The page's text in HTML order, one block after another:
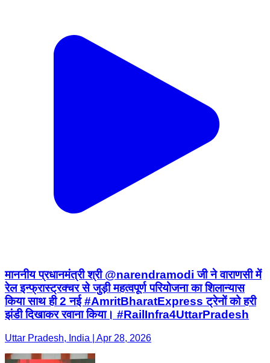
माननीय प्रधानमंत्री श्री @narendramodi जी ने वाराणसी में
रेल इन्फ्रास्ट्रक्चर से जुड़ी महत्वपूर्ण परियोजना का शिलान्यास
किया साथ ही 2 नई #AmritBharatExpress ट्रेनों को हरी
झंडी दिखाकर रवाना किया। #RailInfra4UttarPradesh
Uttar Pradesh, India | Apr 28, 2026